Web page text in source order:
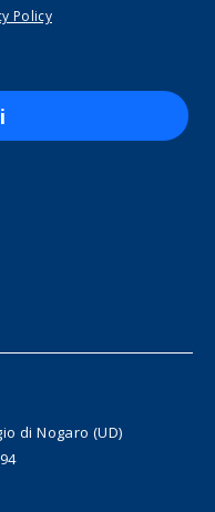
Policy
di Nogaro (UD)